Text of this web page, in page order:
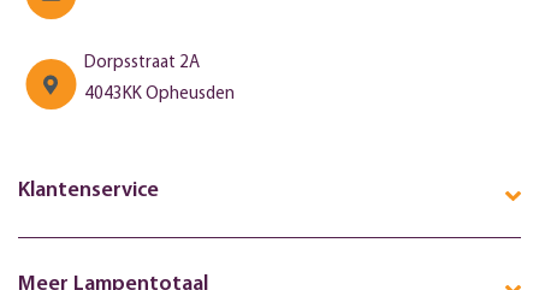
Dorpsstraat 2A
4043KK Opheusden
Klantenservice
Meer Lampentotaal